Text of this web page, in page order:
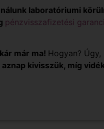
laboratóriumi
pénzvisszafizetési
már ma! Hogyan?
kivisszük, míg